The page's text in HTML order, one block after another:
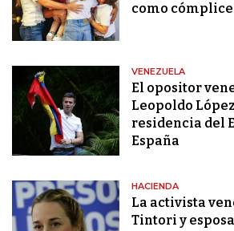
como cómplice
VENEZUELA
El opositor
Leopoldo
residencia del
España
HACIENDA
La activista
Tintori y